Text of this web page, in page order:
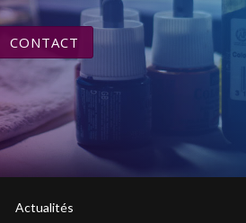
CONTACT
Actualités